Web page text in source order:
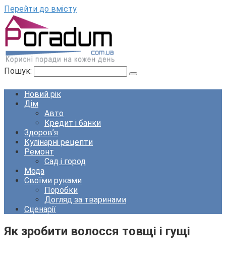
Перейти до вмісту
Пошук:
Новий рік
Дім
Авто
Кредит і банки
Здоров’я
Кулінарні рецепти
Ремонт
Сад і город
Мода
Своїми руками
Поробки
Догляд за тваринами
Сценарії
Як зробити волосся товщі і гущі